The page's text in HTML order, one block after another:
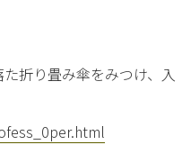
折り畳み傘をみつけ、入